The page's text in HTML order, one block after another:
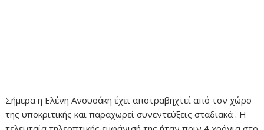
Σήμερα η Ελένη Ανουσάκη έχει αποτραβηχτεί από τον χώρο
της υποκριτικής και παραχωρεί συνεντεύξεις σταδιακά . Η